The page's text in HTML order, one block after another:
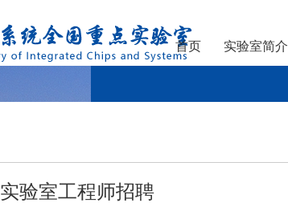
首页 实验室简介
人才招聘
实验室工程师招聘